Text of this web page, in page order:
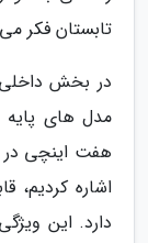
تابستان فکر
مدل های
هفت اینچی در
اشاره کردیم،
دارد. این